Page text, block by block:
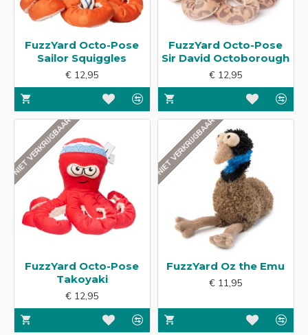
FuzzYard Octo-Pose
Sailor Squiggles
€ 12,95
FuzzYard Octo-Pose
Sir David Octoborough
€ 12,95
NIET VERKRIJGBAAR
FuzzYard Octo-Pose
Takoyaki
€ 12,95
NIET VERKRIJGBAAR
FuzzYard Oz the Emu
€ 11,95